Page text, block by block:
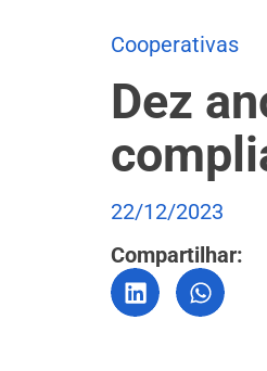
Cooperativas
Dez
22/12/2023
Compartilhar: